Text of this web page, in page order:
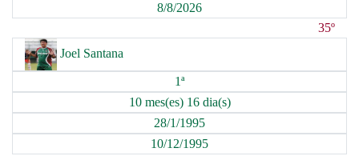
8/8/2026
35º
Joel Santana
1ª
10 mes(es) 16 dia(s)
28/1/1995
10/12/1995